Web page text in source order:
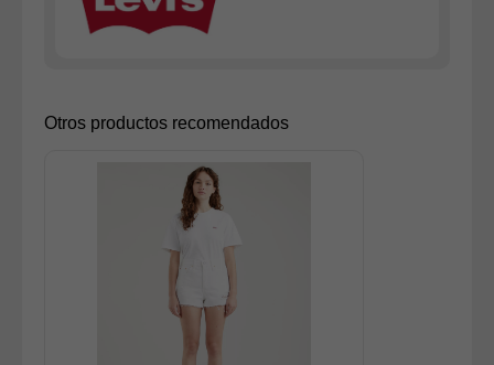
Otros productos recomendados